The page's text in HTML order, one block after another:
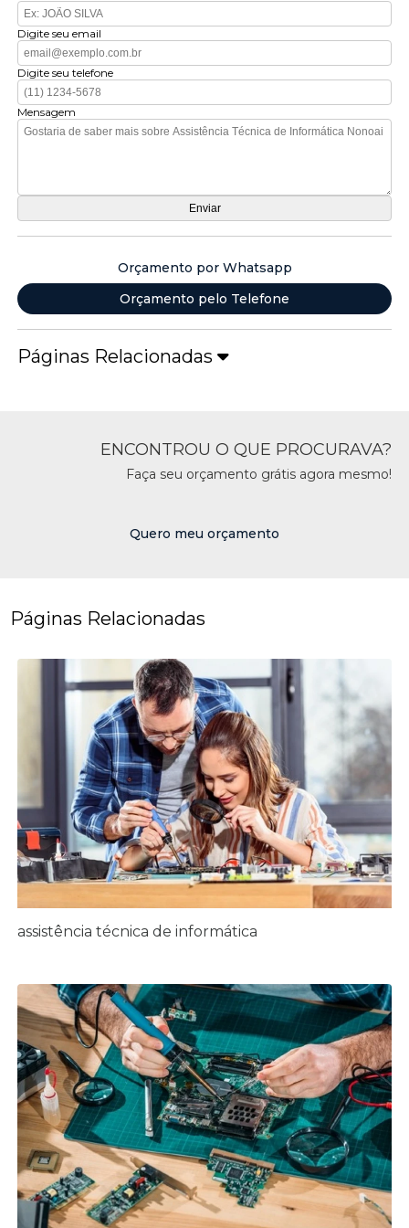
Digite seu email
Digite seu telefone
Mensagem
Orçamento por Whatsapp
Orçamento pelo Telefone
Páginas Relacionadas
ENCONTROU O QUE PROCURAVA?
Faça seu orçamento grátis agora mesmo!
Quero meu orçamento
Páginas Relacionadas
assistência técnica de informática